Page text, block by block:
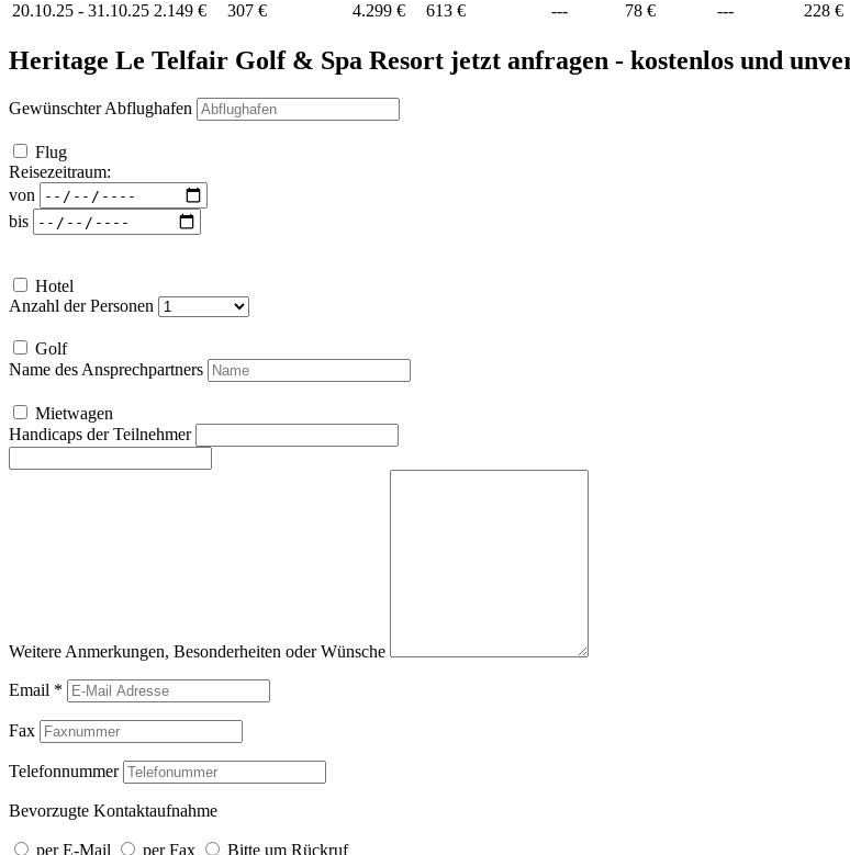
20.10.25 - 31.10.25 2.149 € 307 € 4.299 € 613 € --- 78 € --- 228 €
Heritage Le Telfair Golf & Spa Resort jetzt anfragen - kostenlos und
Gewünschter Abflughafen
Flug
Reisezeitraum:
von
bis
Hotel
Anzahl der Personen
Golf
Name des Ansprechpartners
Mietwagen
Handicaps der Teilnehmer
Weitere Anmerkungen, Besonderheiten oder Wünsche
Email *
Fax
Telefonnummer
Bevorzugte Kontaktaufnahme
per E-Mail per Fax
Bitte um Rückruf